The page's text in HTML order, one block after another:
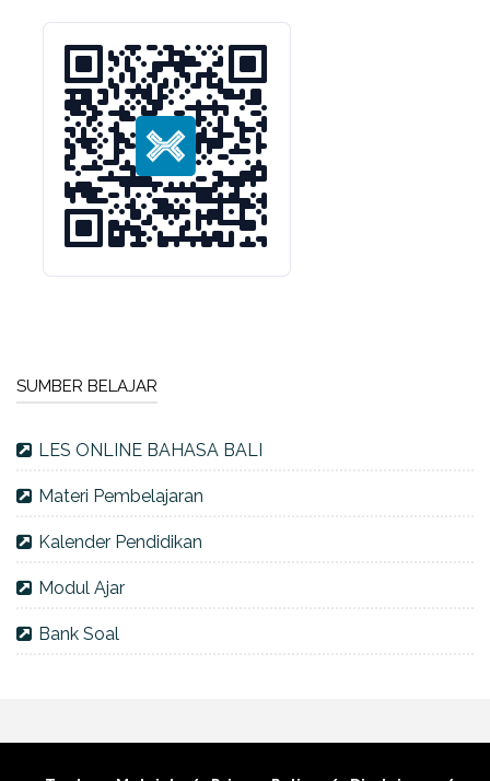
SUMBER BELAJAR
LES ONLINE BAHASA BALI
Materi Pembelajaran
Kalender Pendidikan
Modul Ajar
Bank Soal